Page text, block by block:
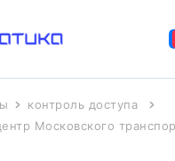
контроль доступа
Московского